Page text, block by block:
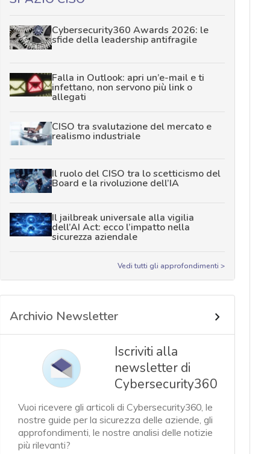
Cybersecurity360 Awards 2026: le
sfide della leadership antifragile
Falla in Outlook: apri un’e-mail e ti
infettano, non servono più link o
allegati
CISO tra svalutazione del mercato e
realismo industriale
Il ruolo del CISO tra lo scetticismo del
Board e la rivoluzione dell’IA
Il jailbreak universale alla vigilia
dell’AI Act: ecco l’impatto nella
sicurezza aziendale
Vedi tutti gli approfondimenti >
Archivio Newsletter
Iscriviti alla
newsletter di
Cybersecurity360
Vuoi ricevere gli articoli di Cybersecurity360, le
nostre guide per la sicurezza delle aziende, gli
approfondimenti, le nostre analisi delle notizie
più rilevanti?